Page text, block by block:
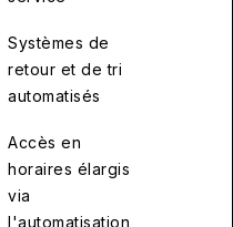
Systèmes de
retour et de tri
automatisés
Accès en
horaires élargis
via
l'automatisation